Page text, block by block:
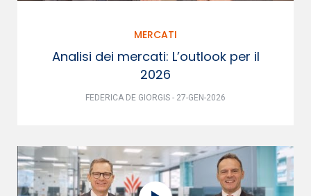
MERCATI
Analisi dei mercati: L’outlook per il
2026
FEDERICA DE GIORGIS - 27-GEN-2026